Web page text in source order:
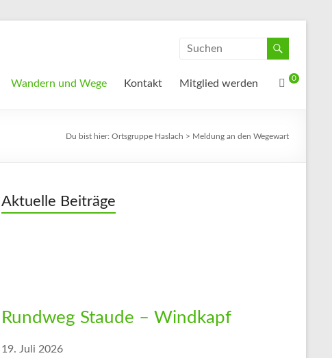
0
Wandern und Wege Kontakt Mitglied werden
Du bist hier: Ortsgruppe Haslach > Meldung an den Wegewart
Aktuelle Beiträge
Rundweg Staude – Windkapf
19. Juli 2026